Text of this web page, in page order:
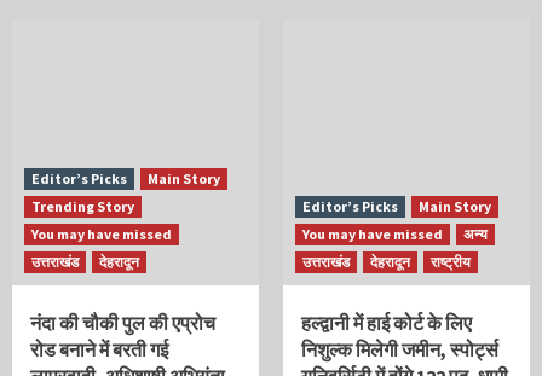
Editor’s Picks
Main Story
Trending Story
You may have missed
उत्तराखंड
देहरादून
नंदा की चौकी पुल की एप्रोच
रोड बनाने में बरती गई
Editor’s Picks
Main Story
You may have missed
अन्य
उत्तराखंड
देहरादून राष्ट्रीय
हल्द्वानी में हाई कोर्ट के लिए
निशुल्क मिलेगी जमीन, स्पोर्ट्स